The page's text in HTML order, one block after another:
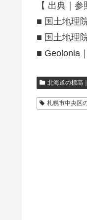
【 出典｜参
■ 国土地理
■ 国土地理
■ Geolonia
北海道の標高
札幌市中央区